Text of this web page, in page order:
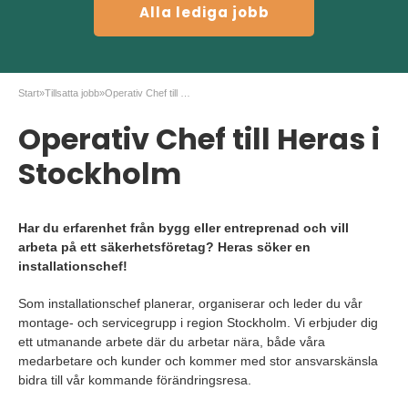
Alla lediga jobb
Start»Tillsatta jobb»
Operativ Chef till Heras i
Stockholm
Har du erfarenhet från bygg eller entreprenad och vill
arbeta på ett säkerhetsföretag? Heras söker en
installationschef!
Som installationschef planerar, organiserar och leder du vår
montage- och servicegrupp i region Stockholm. Vi erbjuder dig
ett utmanande arbete där du arbetar nära, både våra
medarbetare och kunder och kommer med stor ansvarskänsla
bidra till vår kommande förändringsresa.